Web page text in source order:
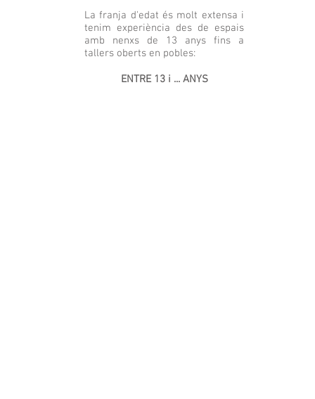
La franja d'edat és molt extensa i
tenim experiència des de espais
amb nenxs de 13 anys fins a
tallers oberts en pobles:
ENTRE 13 i ... ANYS